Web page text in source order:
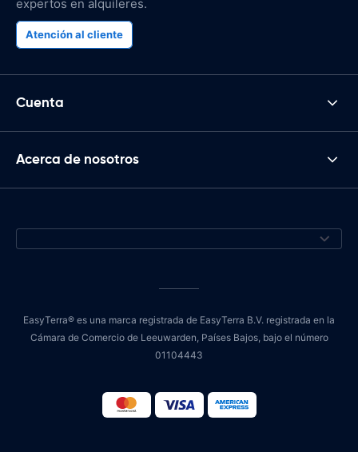
expertos en alquileres.
Atención al cliente
Cuenta
Acerca de nosotros
EasyTerra® es una marca registrada de EasyTerra B.V. registrada en la
Cámara de Comercio de Leeuwarden, Países Bajos, bajo el número
01104443